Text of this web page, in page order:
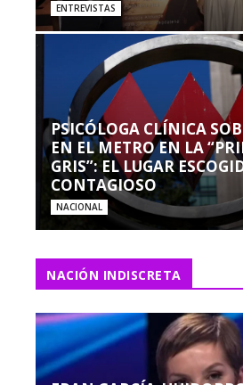
ENTREVISTAS
PSICÓLOGA CLÍNICA
EN EL METRO EN LA
GRIS”: EL LUGAR
CONTAGIOSO
NACIONAL
NACIÓN INDISCRETA